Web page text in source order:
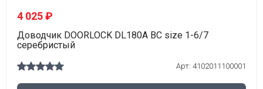
4 025 ₽
Доводчик DOORLOCK DL180A BC size 1-6/7
серебристый
Арт: 4102011100001